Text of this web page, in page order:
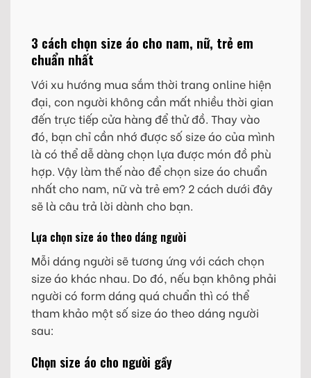
3 cách chọn size áo cho nam, nữ, trẻ em
chuẩn nhất
Với xu hướng mua sắm thời trang online hiện
đại, con người không cần mất nhiều thời gian
đến trực tiếp cửa hàng để thử đồ. Thay vào
đó, bạn chỉ cần nhớ được số size áo của mình
là có thể dễ dàng chọn lựa được món đồ phù
hợp. Vậy làm thế nào để chọn size áo chuẩn
nhất cho nam, nữ và trẻ em? 2 cách dưới đây
sẽ là câu trả lời dành cho bạn.
Lựa chọn size áo theo dáng người
Mỗi dáng người sẽ tương ứng với cách chọn
size áo khác nhau. Do đó, nếu bạn không phải
người có form dáng quá chuẩn thì có thể
tham khảo một số size áo theo dáng người
sau:
Chọn size áo cho người gầy